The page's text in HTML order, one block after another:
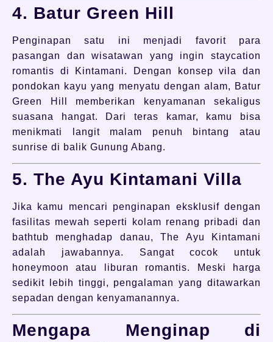
4. Batur Green Hill
Penginapan satu ini menjadi favorit para
pasangan dan wisatawan yang ingin staycation
romantis di Kintamani. Dengan konsep vila dan
pondokan kayu yang menyatu dengan alam, Batur
Green Hill memberikan kenyamanan sekaligus
suasana hangat. Dari teras kamar, kamu bisa
menikmati langit malam penuh bintang atau
sunrise di balik Gunung Abang.
5. The Ayu Kintamani Villa
Jika kamu mencari penginapan eksklusif dengan
fasilitas mewah seperti kolam renang pribadi dan
bathtub menghadap danau, The Ayu Kintamani
adalah jawabannya. Sangat cocok untuk
honeymoon atau liburan romantis. Meski harga
sedikit lebih tinggi, pengalaman yang ditawarkan
sepadan dengan kenyamanannya.
Mengapa Menginap di